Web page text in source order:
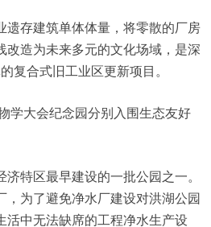
遗存建筑单体体量，将零散的厂房
造为未来多元的文化场域，是深
复合式旧工业区更新项目。
学大会纪念园分别入围生态友好
特区最早建设的一批公园之一。
为了避免净水厂建设对洪湖公园
中无法缺席的工程净水生产设